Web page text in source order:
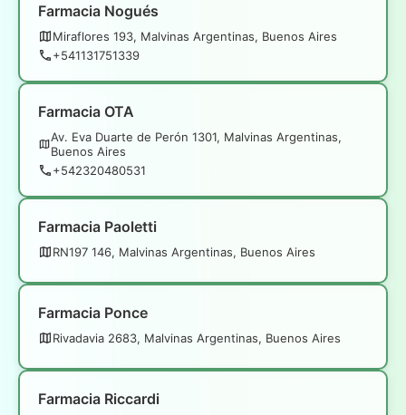
Farmacia Nogués
Miraflores 193, Malvinas Argentinas, Buenos Aires
+541131751339
Farmacia OTA
Av. Eva Duarte de Perón 1301, Malvinas Argentinas,
Buenos Aires
+542320480531
Farmacia Paoletti
RN197 146, Malvinas Argentinas, Buenos Aires
Farmacia Ponce
Rivadavia 2683, Malvinas Argentinas, Buenos Aires
Farmacia Riccardi